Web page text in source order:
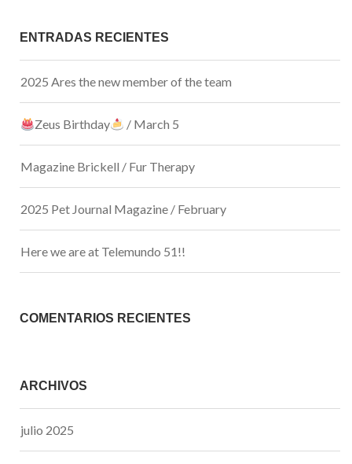
ENTRADAS RECIENTES
2025 Ares the new member of the team
Zeus Birthday / March 5
Magazine Brickell / Fur Therapy
2025 Pet Journal Magazine / February
Here we are at Telemundo 51!!
COMENTARIOS RECIENTES
ARCHIVOS
julio 2025